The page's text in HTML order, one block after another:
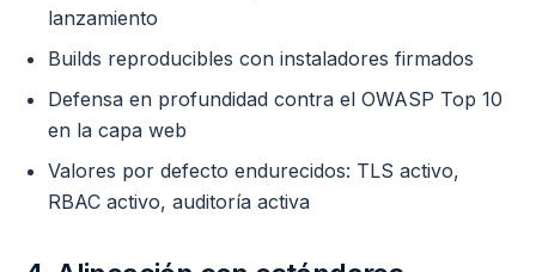
lanzamiento
Builds reproducibles con instaladores firmados
Defensa en profundidad contra el OWASP Top 10
en la capa web
Valores por defecto endurecidos: TLS activo,
RBAC activo, auditoría activa